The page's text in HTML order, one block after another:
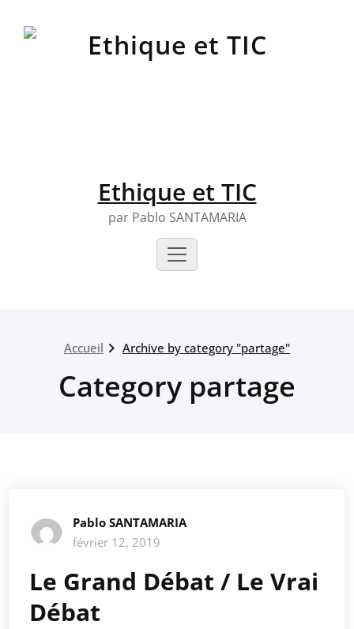
Ethique et TIC
par Pablo SANTAMARIA
Accueil Archive by category "partage"
Category partage
Pablo SANTAMARIA
février 12, 2019
Le Grand Débat / Le Vrai
Débat